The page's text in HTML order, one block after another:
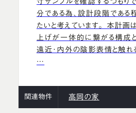
分である為、設計段階である
たいと考えています。 本計画
上げが一体的に繋がる構成と
遠近･内外の陰影表情と触れ
…
関連物件 高岡の家